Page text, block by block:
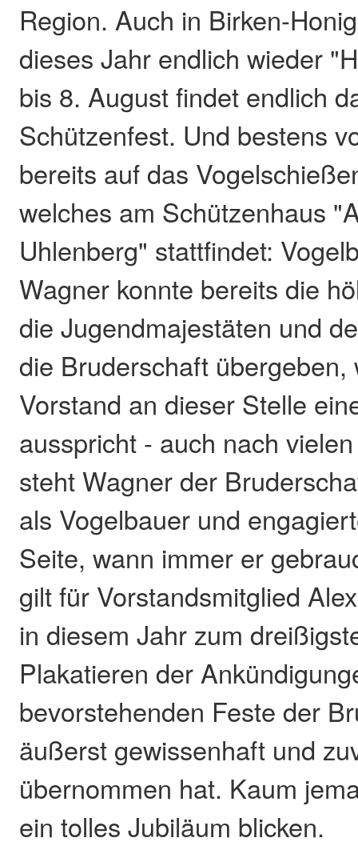
Region. Auch in Birken-
dieses Jahr endlich wieder
bis 8. August findet endlich
Schützenfest. Und bestens
bereits auf das
welches am Schützenhaus
Uhlenberg" stattfindet:
Wagner konnte bereits die
die Jugendmajestäten und
die Bruderschaft übergeben,
Vorstand an dieser Stelle
ausspricht - auch nach
steht Wagner der
als Vogelbauer und
Seite, wann immer er
gilt für Vorstandsmitglied
in diesem Jahr zum
Plakatieren der
bevorstehenden Feste der
äußerst gewissenhaft und
übernommen hat. Kaum
ein tolles Jubiläum blicken.